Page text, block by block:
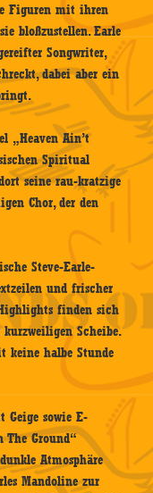
Figuren mit ihren
bloßzustellen. Earle
Songwriter,
dabei aber ein
„Heaven Ain’t
Spiritual
seine rau-kratzige
Chor, der den
Steve-Earle-
und frischer
finden sich
Scheibe.
keine halbe Stunde
Geige sowie E-
The Ground“
Atmosphäre
Mandoline zur